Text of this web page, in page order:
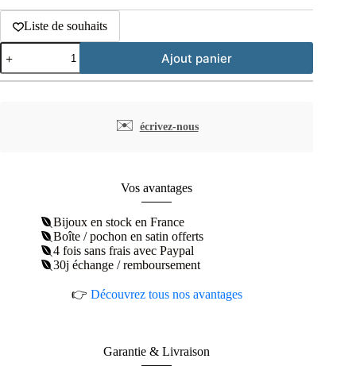
Liste de souhaits
quantité
de
Collier
Ajout panier
✉️ écrivez-nous
Vos avantages
Bijoux en stock en France
Boîte / pochon en satin offerts
4 fois sans frais avec Paypal
30j échange / remboursement
👉 Découvrez tous nos avantages
Garantie & Livraison